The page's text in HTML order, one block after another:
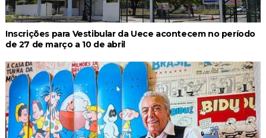
Inscrições para Vestibular da Uece acontecem no período
de 27 de março a 10 de abril